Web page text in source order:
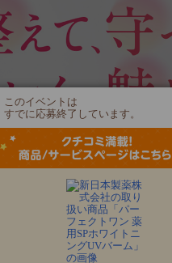
このイベントは
すでに応募終了しています。